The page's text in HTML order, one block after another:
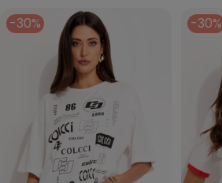
-30% -30%